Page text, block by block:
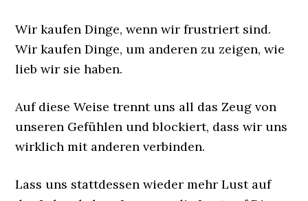
Wir kaufen Dinge, wenn wir frustriert sind.
Wir kaufen Dinge, um anderen zu zeigen, wie
lieb wir sie haben.
Auf diese Weise trennt uns all das Zeug von
unseren Gefühlen und blockiert, dass wir uns
wirklich mit anderen verbinden.
Lass uns stattdessen wieder mehr Lust auf